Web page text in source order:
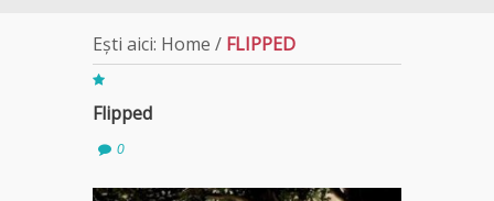
Ești aici: Home / FLIPPED
Flipped
0